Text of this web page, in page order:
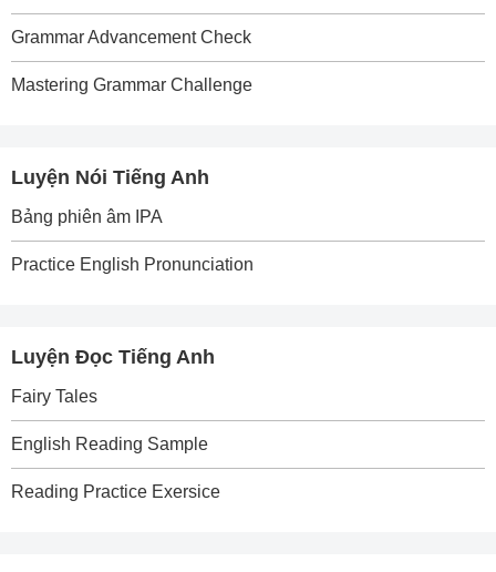
Grammar Advancement Check
Mastering Grammar Challenge
Luyện Nói Tiếng Anh
Bảng phiên âm IPA
Practice English Pronunciation
Luyện Đọc Tiếng Anh
Fairy Tales
English Reading Sample
Reading Practice Exersice